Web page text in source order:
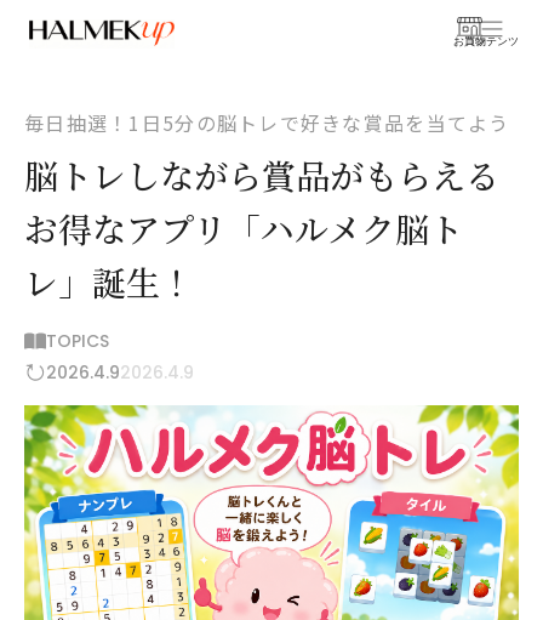
お買物
コンテンツ
毎日抽選！1日5分の脳トレで好きな賞品を当てよう
脳トレしながら賞品がもらえる
お得なアプリ「ハルメク脳ト
レ」誕生！
TOPICS
2026.4.92026.4.9